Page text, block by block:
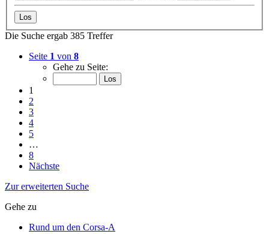
Die Suche ergab 385 Treffer
Seite 1 von 8
Gehe zu Seite:
1
2
3
4
5
…
8
Nächste
Zur erweiterten Suche
Gehe zu
Rund um den Corsa-A